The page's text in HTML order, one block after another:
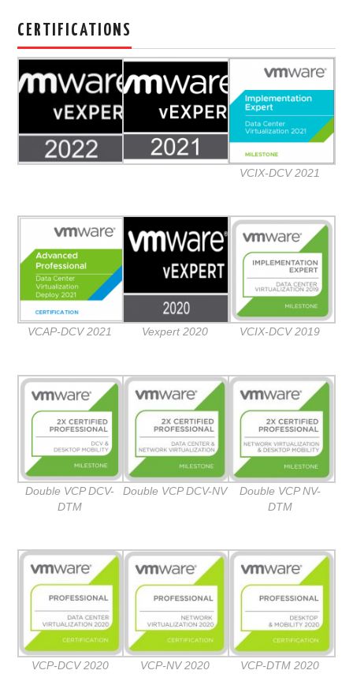
CERTIFICATIONS
VCIX-DCV 2021
VCAP-DCV 2021 Vexpert 2020 VCIX-DCV 2019
Double VCP DCV-
DTM
Double VCP DCV-NV
Double VCP NV-
DTM
VCP-DCV 2020 VCP-NV 2020 VCP-DTM 2020